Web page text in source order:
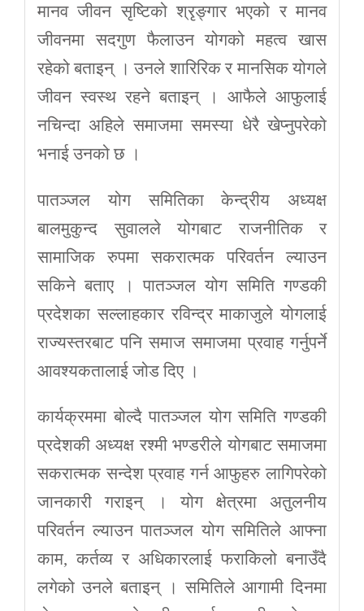
मानव जीवन सृष्टिको श्रृङ्गार भएको र मानव
जीवनमा सदगुण फैलाउन योगको महत्व खास
रहेको बताइन् । उनले शारिरिक र मानसिक योगले
जीवन स्वस्थ रहने बताइन् । आफैले आफुलाई
नचिन्दा अहिले समाजमा समस्या धेरै खेप्नुपरेको
भनाई उनको छ ।
पातञ्जल योग समितिका केन्द्रीय अध्यक्ष
बालमुकुन्द सुवालले योगबाट राजनीतिक र
सामाजिक रुपमा सकरात्मक परिवर्तन ल्याउन
सकिने बताए । पातञ्जल योग समिति गण्डकी
प्रदेशका सल्लाहकार रविन्द्र माकाजुले योगलाई
राज्यस्तरबाट पनि समाज समाजमा प्रवाह गर्नुपर्ने
आवश्यकतालाई जोड दिए ।
कार्यक्रममा बोल्दै पातञ्जल योग समिति गण्डकी
प्रदेशकी अध्यक्ष रश्मी भण्डरीले योगबाट समाजमा
सकरात्मक सन्देश प्रवाह गर्न आफुहरु लागिपरेको
जानकारी गराइन् । योग क्षेत्रमा अतुलनीय
परिवर्तन ल्याउन पातञ्जल योग समितिले आफ्ना
काम, कर्तव्य र अधिकारलाई फराकिलो बनाउँदै
लगेको उनले बताइन् । समितिले आगामी दिनमा